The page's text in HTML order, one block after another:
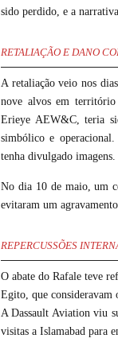
sido perdido, e a
RETALIAÇÃO E DANO
A retaliação veio nos
nove alvos em território
Erieye AEW&C, teria
simbólico e
tenha divulgado imagens.
No dia 10 de maio, um
evitaram um
REPERCUSSÕES
O abate do Rafale teve
Egito, que consideravam
A Dassault Aviation viu
visitas a Islamabad para